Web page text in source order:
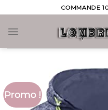
to
content
COMMANDE
Promo !